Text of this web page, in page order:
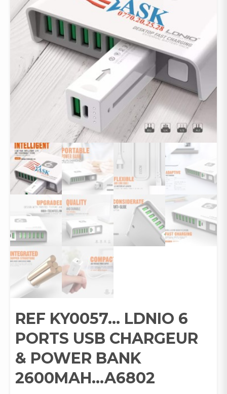
REF KY0057… LDNIO 6
PORTS USB CHARGEUR
& POWER BANK
2600MAH…A6802